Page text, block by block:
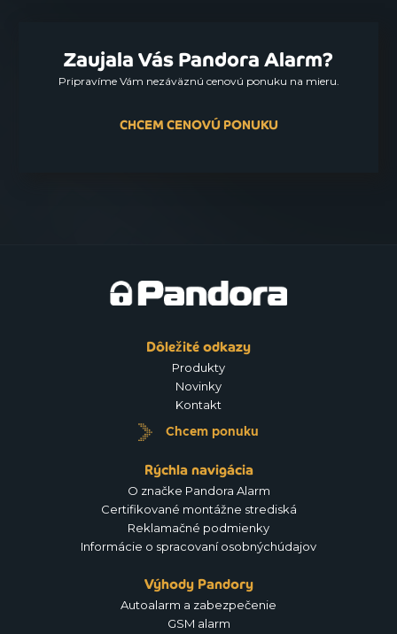
Zaujala Vás Pandora Alarm?
Pripravíme Vám nezáväznú cenovú ponuku na mieru.
CHCEM CENOVÚ PONUKU
Dôležité odkazy
Produkty
Novinky
Kontakt
Chcem ponuku
Rýchla navigácia
O značke Pandora Alarm
Certifikované montážne strediská
Reklamačné podmienky
Informácie o spracovaní osobnýchúdajov
Výhody Pandory
Autoalarm a zabezpečenie
GSM alarm